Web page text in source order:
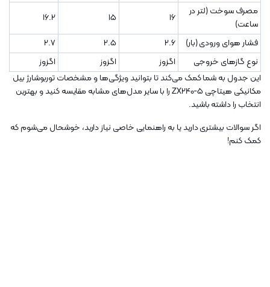
مصرف سوخت (لتر در
ساعت)
16
15
16.2
فشار هوای ورودی (بار)
2.6
2.5
2.7
نوع گازهای خروجی
اگزوز اگزوز
اگزوز
این جدول به شما کمک می‌کند تا بتوانید ویژگی‌ها و مشخصات توربوشارژ بیل
مکانیکی هیتاچی ZX240-5 را با سایر مدل‌های مشابه مقایسه کنید و بهترین
انتخاب را داشته باشید.
اگر سوالات بیشتری دارید یا به راهنمایی خاصی نیاز دارید، خوشحال می‌شوم که
کمک کنم!